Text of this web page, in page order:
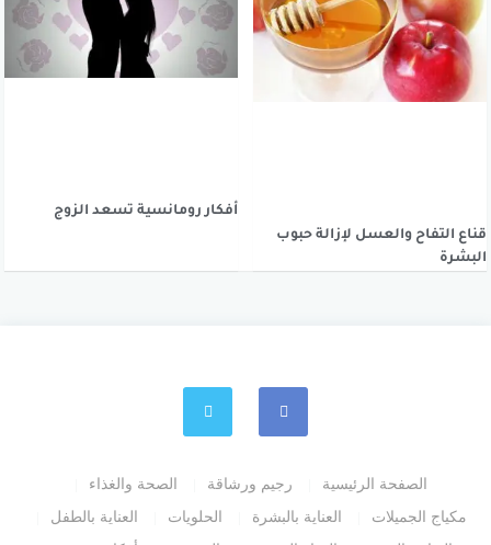
قناع التفاح والعسل لإزالة حبوب
البشرة
أفكار رومانسية تسعد الزوج
الصفحة الرئيسية رجيم ورشاقة
الصحة والغذاء
مكياج الجميلات
العناية بالبشرة الحلويات
العناية بالطفل